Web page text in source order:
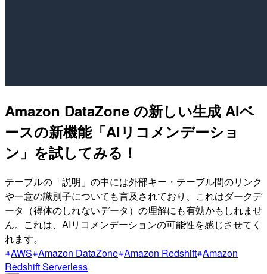
Amazon DataZone の新しい生成 AIベ
ースの新機能「AIリコメンデーショ
ン」を試してみる！
テーブルの「説明」の中には外部キー・テーブル間のリンク
や一意の識別子についても言及されており、これはダークデ
ータ（得体のしれないデータ）の理解にも有効かもしれませ
ん。これは、AIリコメンデーションの可能性を感じさせてく
れます。
AWS Amazon DataZone Amazon Redshift Amazon
Redshift Serverless